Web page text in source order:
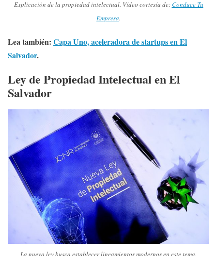
Explicación de la propiedad intelectual. Vídeo cortesía de:Conduce Tu
Empresa.
Lea también: Capa Uno, aceleradora de startups en El
Salvador.
Ley de Propiedad Intelectual en El
Salvador
La nueva ley busca establecer lineamientos modernos en este tema.